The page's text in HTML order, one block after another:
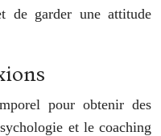
de garder une attitude
pour obtenir des
et le coaching